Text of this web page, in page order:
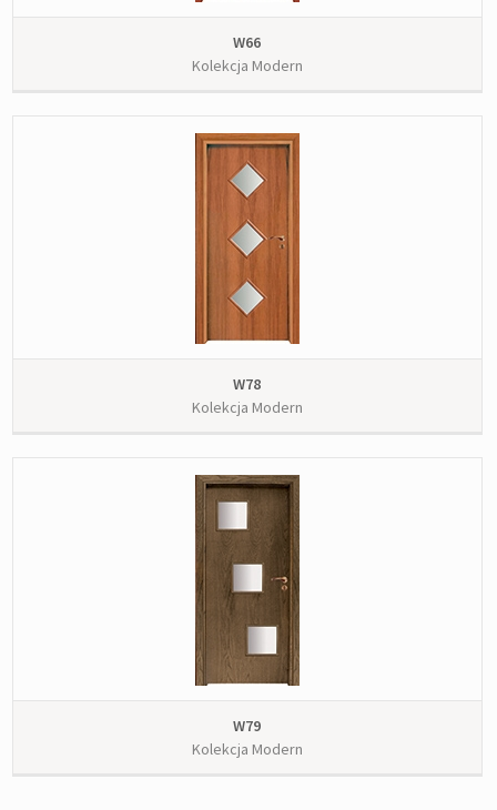
W66
Kolekcja Modern
W78
Kolekcja Modern
W79
Kolekcja Modern